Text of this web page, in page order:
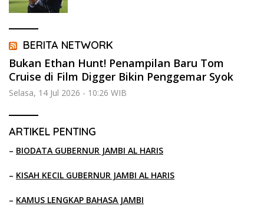
BERITA NETWORK
Bukan Ethan Hunt! Penampilan Baru Tom
Cruise di Film Digger Bikin Penggemar Syok
Selasa, 14 Jul 2026 - 10:26 WIB
ARTIKEL PENTING
– BIODATA GUBERNUR JAMBI AL HARIS
– KISAH KECIL GUBERNUR JAMBI AL HARIS
– KAMUS LENGKAP BAHASA JAMBI